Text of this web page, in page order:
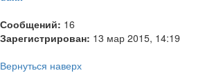
Сообщений: 16
Зарегистрирован: 13 мар 2015, 14:19
Вернуться наверх